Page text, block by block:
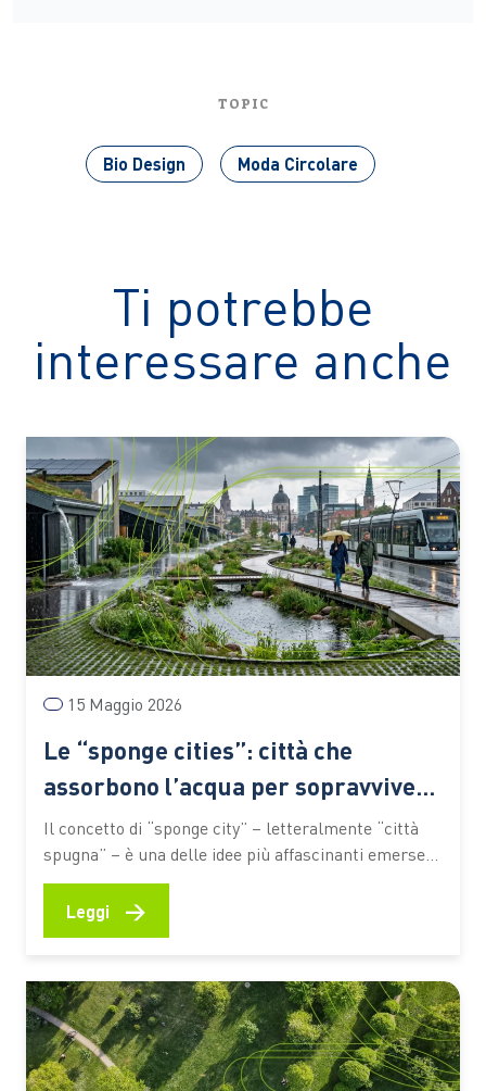
TOPIC
Bio Design Moda Circolare
Ti potrebbe
interessare anche
15 Maggio 2026
Le “sponge cities”: città che
assorbono l’acqua per sopravvivere
al clima che cambia
Il concetto di “sponge city” – letteralmente “città
spugna” – è una delle idee più affascinanti emerse
negli ultimi anni nel campo dell’adattamento urbano
al cambiamento climatico. A svilupparlo è stato
l’architetto paesaggista cinese Kongjian Yu, che ha
l’acqua, ma di accoglierla, trattenerla…
Leggi →